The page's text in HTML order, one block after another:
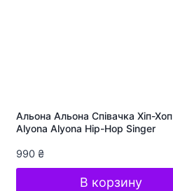
Альона Альона Співачка Хіп-Хоп
Alyona Alyona Hip-Hop Singer
990 ₴
В корзину